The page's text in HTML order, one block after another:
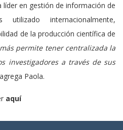
líder en gestión de información de
internacionalmente,
de la producción científica de
permite tener centralizada la
investigadores a través de sus
Paola.
aquí